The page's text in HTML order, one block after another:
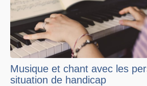
Musique et chant avec les
situation de handicap